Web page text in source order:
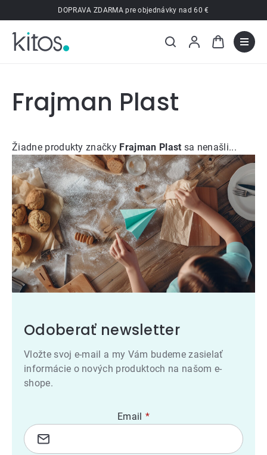
na
obsah
DOPRAVA ZDARMA pre objednávky nad 60 €
Frajman Plast
Žiadne produkty značky Frajman Plast sa nenašli...
Odoberať newsletter
Vložte svoj e-mail a my Vám budeme zasielať
informácie o nových produktoch na našom e-
shope.
Email